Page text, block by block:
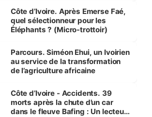
Côte d’Ivoire. Après Emerse Faé,
quel sélectionneur pour les
Éléphants ? (Micro-trottoir)
Parcours. Siméon Ehui, un Ivoirien
au service de la transformation
de l’agriculture africaine
Côte d’Ivoire - Accidents. 39
morts après la chute d’un car
dans le fleuve Bafing : Un lecteur